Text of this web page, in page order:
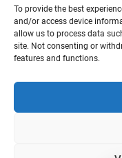
To provide the best
and/or access device
allow us to process data
site. Not consenting or
features and functions.
G Google